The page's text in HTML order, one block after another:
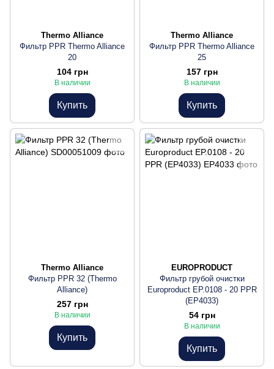
Thermo Alliance
Фильтр PPR Thermo Alliance
20
104 грн
В наличии
Купить
Thermo Alliance
Фильтр PPR Thermo Alliance
25
157 грн
В наличии
Купить
Thermo Alliance
Фильтр PPR 32 (Thermo
Alliance)
257 грн
В наличии
Купить
EUROPRODUCT
Фильтр грубой очистки
Europroduct EP.0108 - 20 PPR
(EP4033)
54 грн
В наличии
Купить